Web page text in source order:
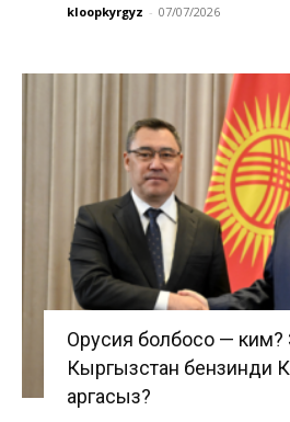
kloopkyrgyz - 07/07/2026
Орусия болбосо — ким?
Кыргызстан бензинди
аргасыз?